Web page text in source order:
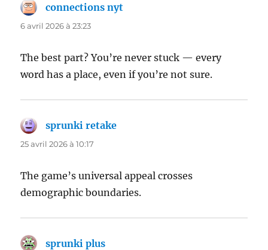
connections nyt
6 avril 2026 à 23:23
The best part? You’re never stuck — every
word has a place, even if you’re not sure.
sprunki retake
25 avril 2026 à 10:17
The game’s universal appeal crosses
demographic boundaries.
sprunki plus